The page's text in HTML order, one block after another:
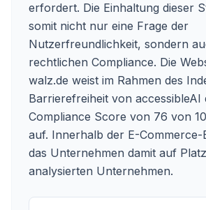
erfordert. Die Einhaltung dieser
somit nicht nur eine Frage der
Nutzerfreundlichkeit, sondern
rechtlichen Compliance. Die
walz.de weist im Rahmen des
Barrierefreiheit von accessibleAI
Compliance Score von 76 von
auf. Innerhalb der E-Commerce-
das Unternehmen damit auf
analysierten Unternehmen.